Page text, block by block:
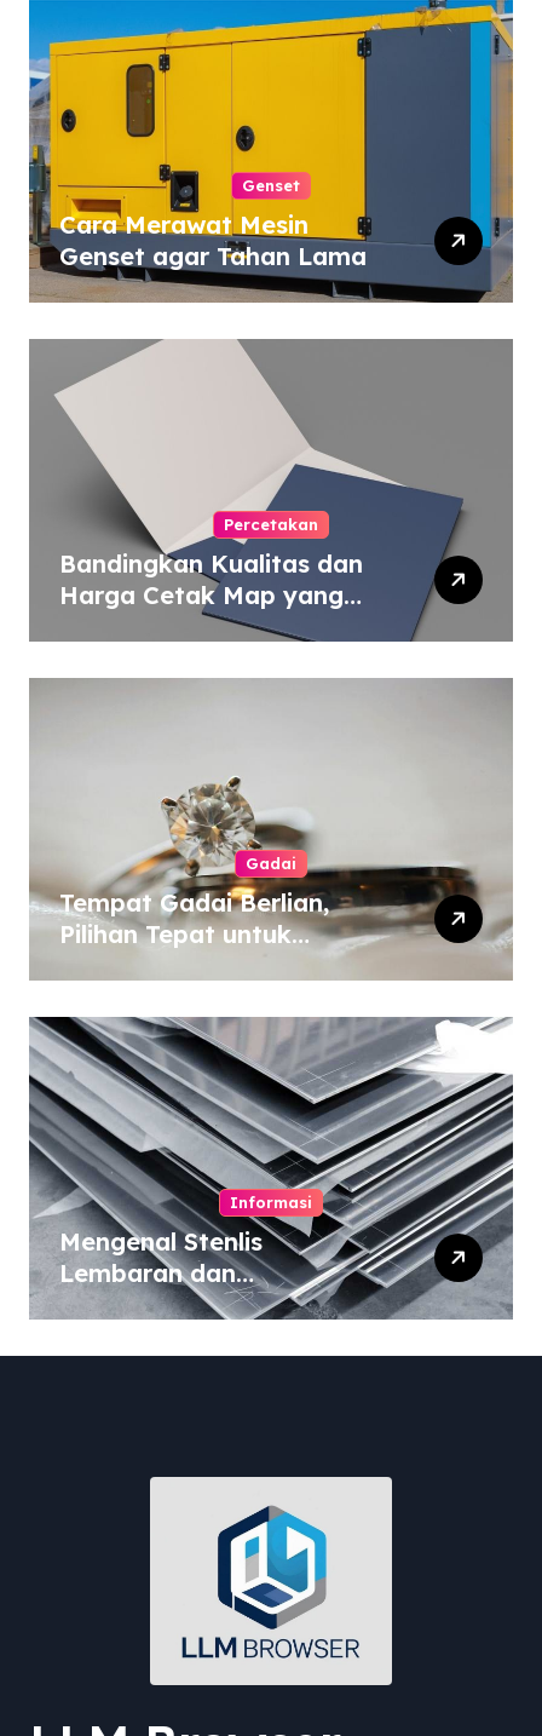
Genset
Cara Merawat Mesin
Genset agar Tahan Lama
Percetakan
Bandingkan Kualitas dan
Harga Cetak Map yang
Murah atau Mahal
Gadai
Tempat Gadai Berlian,
Pilihan Tepat untuk
Informasi
Mengenal Stenlis
Lembaran dan
Komposisinya